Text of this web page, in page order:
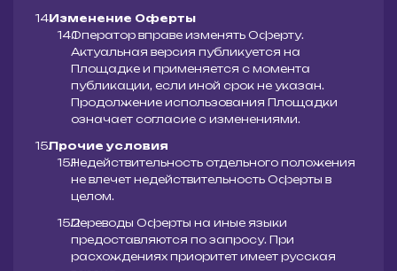
Изменение Оферты
Оператор вправе изменять Оферту.
Актуальная версия публикуется на
Площадке и применяется с момента
публикации, если иной срок не указан.
Продолжение использования Площадки
означает согласие с изменениями.
Прочие условия
Недействительность отдельного положения
не влечет недействительность Оферты в
целом.
Переводы Оферты на иные языки
предоставляются по запросу. При
расхождениях приоритет имеет русская